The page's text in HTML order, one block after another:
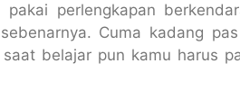
perlengkapan
Cuma kadang
belajar pun kamu harus